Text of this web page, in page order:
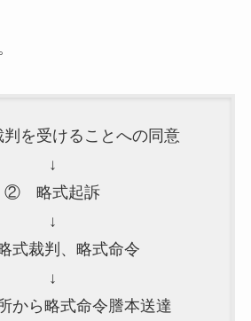
を受けることへの同意
↓
② 略式起訴
↓
裁判、略式命令
↓
ら略式命令謄本送達